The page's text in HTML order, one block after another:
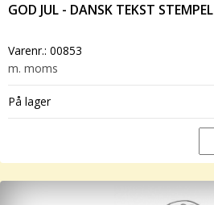
GOD JUL - DANSK TEKST STEMPEL
Varenr.: 00853
m. moms
På lager